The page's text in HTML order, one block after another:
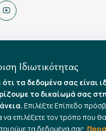
Ιδιωτικότητας
τα δεδομένα σας είναι
το δικαίωμά σας
Επιλέξτε Επίπεδο
να επιλέξετε τον τρόπο που
τα δεδομένα σας.